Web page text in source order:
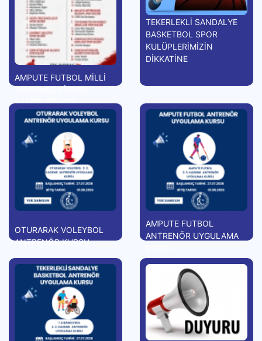
AMPUTE FUTBOL MİLLİ
KAMPA GİRİYOR
TEKERLEKLİ SANDALYE
BASKETBOL SPOR
KULÜPLERİMİZİN
DİKKATİNE
OTURARAK VOLEYBOL
ANTRENÖR KURSU
AMPUTE FUTBOL
ANTRENÖR UYGULAMA